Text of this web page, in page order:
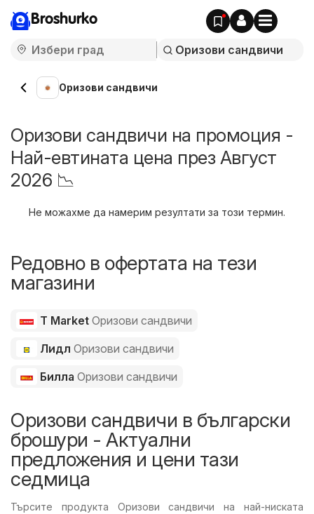
Broshurko
Оризови сандвичи
Оризови сандвичи на промоция -
Най-евтината цена през Август
2026 📉
Не можахме да намерим резултати за този термин.
Редовно в офертата на тези
магазини
T Market Оризови сандвичи
Лидл Оризови сандвичи
Билла Оризови сандвичи
Оризови сандвичи в български
брошури - Актуални
предложения и цени тази
седмица
Търсите продукта Оризови сандвичи на най-ниската